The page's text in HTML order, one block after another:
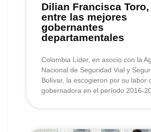
Dilian Francisca Toro,
entre las mejores
gobernantes
departamentales
Colombia Líder, en asocio con la
Nacional de Seguridad Vial y
Bolívar, la escogieron por su labor
gobernadora en el período 2016-